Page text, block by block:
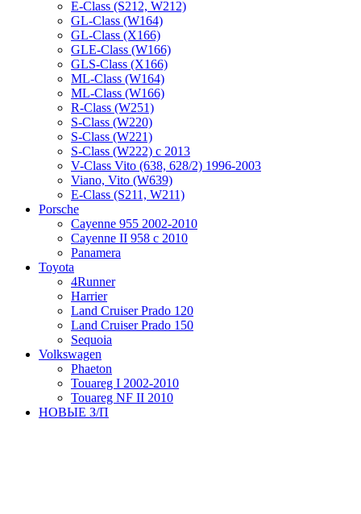
E-Class (S212, W212)
GL-Class (W164)
GL-Class (X166)
GLE-Class (W166)
GLS-Class (X166)
ML-Class (W164)
ML-Class (W166)
R-Class (W251)
S-Class (W220)
S-Class (W221)
S-Class (W222) с 2013
V-Class Vito (638, 628/2) 1996-2003
Viano, Vito (W639)
Е-Class (S211, W211)
Porsche
Cayenne 955 2002-2010
Cayenne II 958 с 2010
Panamera
Toyota
4Runner
Harrier
Land Cruiser Prado 120
Land Cruiser Prado 150
Sequoia
Volkswagen
Phaeton
Touareg I 2002-2010
Touareg NF II 2010
НОВЫЕ З/П